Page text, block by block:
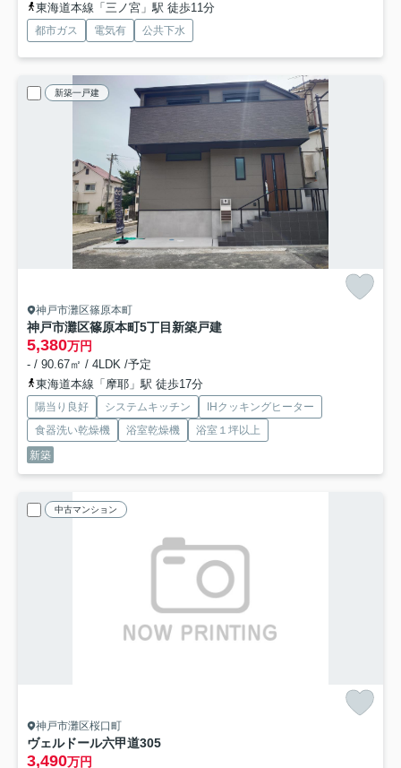
東海道本線「三ノ宮」駅 徒歩11分
都市ガス 電気有 公共下水
新築一戸建
神戸市灘区篠原本町
神戸市灘区篠原本町5丁目新築戸建
5,380万円
- / 90.67㎡ / 4LDK /予定
東海道本線「摩耶」駅 徒歩17分
陽当り良好 システムキッチン
IHクッキングヒーター
食器洗い乾燥機
浴室乾燥機
浴室１坪以上
新築
中古マンション
神戸市灘区桜口町
ヴェルドール六甲道305
3,490万円